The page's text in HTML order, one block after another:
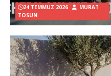
24 TEMMUZ 2026
MURAT
TOSUN